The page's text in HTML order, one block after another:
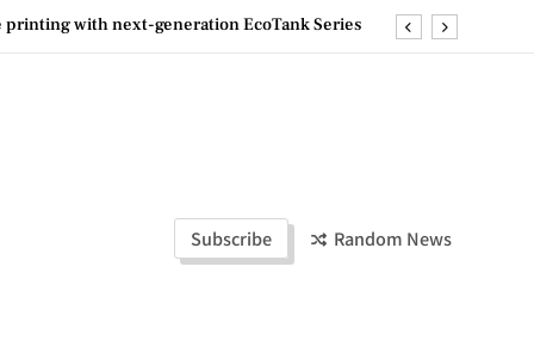
Week Malaysia 2026– Press Conference
Week Malaysia 2026– Press Conference
马来西亚妈妈提供分享剖腹产复原历程的空间
Subscribe Random News